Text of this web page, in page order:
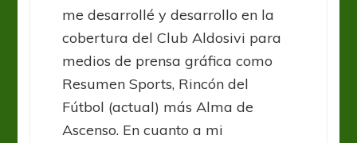
me desarrollé y desarrollo en la
cobertura del Club Aldosivi para
medios de prensa gráfica como
Resumen Sports, Rincón del
Fútbol (actual) más Alma de
Ascenso. En cuanto a mi